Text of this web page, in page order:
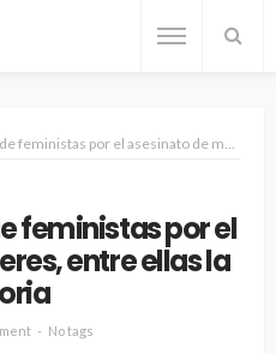
el asesinato de mujeres, entre ellas la salvadoreña Victoria
feministas por el
entre ellas la
No tags